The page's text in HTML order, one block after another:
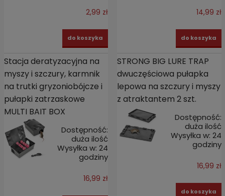
2,99 zł
do koszyka
14,99 zł
do koszyka
Stacja deratyzacyjna na
myszy i szczury, karmnik
na trutki gryzoniobójcze i
pułapki zatrzaskowe
MULTI BAIT BOX
Dostępność:
duża ilość
Wysyłka w: 24
godziny
16,99 zł
STRONG BIG LURE TRAP
dwuczęściowa pułapka
lepowa na szczury i myszy
z atraktantem 2 szt.
Dostępność:
duża ilość
Wysyłka w: 24
godziny
16,99 zł
do koszyka